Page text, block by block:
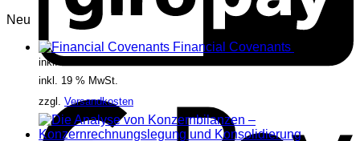
Neu
Financial Covenants
inkl. MwSt.
inkl. 19 % MwSt.
zzgl. Versandkosten